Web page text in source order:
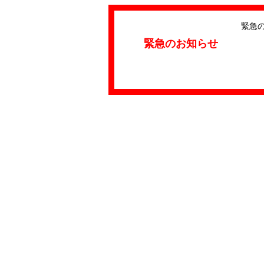
緊急のお知らせ
緊急